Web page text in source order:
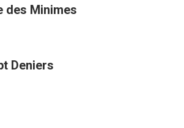
des Minimes
Deniers